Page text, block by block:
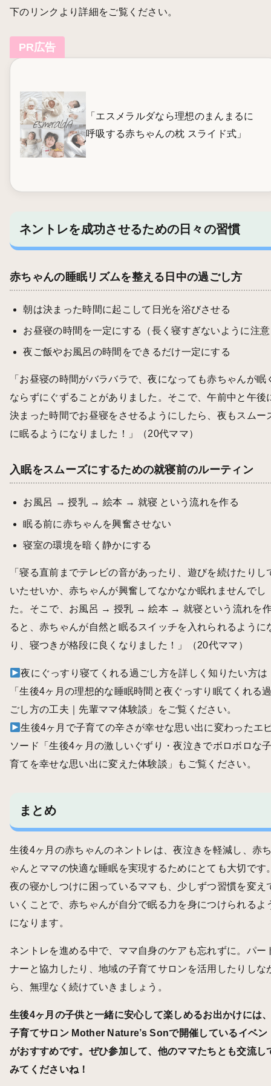
下のリンクより詳細をご覧ください。
PR広告
「エスメラルダなら理想のまんまるに
呼吸する赤ちゃんの枕 スライド式」
ネントレを成功させるための日々の習慣
赤ちゃんの睡眠リズムを整える日中の過ごし方
朝は決まった時間に起こして日光を浴びさせる
お昼寝の時間を一定にする（長く寝すぎないように注
夜ご飯やお風呂の時間をできるだけ一定にする
「お昼寝の時間がバラバラで、夜になっても赤ちゃんが眠
ならずにぐずることがありました。そこで、午前中と午後
決まった時間でお昼寝をさせるようにしたら、夜もスムー
に眠るようになりました！」（20代ママ）
入眠をスムーズにするための就寝前のルーティン
お風呂 → 授乳 → 絵本 → 就寝 という流れを作る
眠る前に赤ちゃんを興奮させない
寝室の環境を暗く静かにする
「寝る直前までテレビの音があったり、遊びを続けたりし
いたせいか、赤ちゃんが興奮してなかなか眠れませんでし
た。そこで、お風呂 → 授乳 → 絵本 → 就寝という流れを
ると、赤ちゃんが自然と眠るスイッチを入れられるように
り、寝つきが格段に良くなりました！」（20代ママ）
夜にぐっすり寝てくれる過ごし方を詳しく知りたい方は
「生後4ヶ月の理想的な睡眠時間と夜ぐっすり眠てくれる
ごし方の工夫｜先輩ママ体験談 」をご覧ください。
生後4ヶ月で子育ての辛さが幸せな思い出に変わったエ
ソード「生後4ヶ月の激しいぐずり・夜泣きでボロボロな
育てを幸せな思い出に変えた体験談 」もご覧ください。
まとめ
生後4ヶ月の赤ちゃんのネントレは、夜泣きを軽減し、赤
ゃんとママの快適な睡眠を実現するためにとても大切です
夜の寝かしつけに困っているママも、少しずつ習慣を変え
いくことで、赤ちゃんが自分で眠る力を身につけられるよ
になります。
ネントレを進める中で、ママ自身のケアも忘れずに。パー
ナーと協力したり、地域の子育てサロンを活用したりしな
ら、無理なく続けていきましょう。
生後4ヶ月の子供と一緒に安心して楽しめるお出かけには
子育てサロン Mother Nature’s Sonで開催しているイベン
がおすすめです。ぜひ参加して、他のママたちとも交流し
みてくださいね！